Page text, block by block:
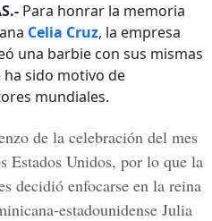
Para honrar la memoria
Celia Cruz, la empresa
una barbie con sus mismas
sido motivo de
mundiales.
de la celebración del mes
Estados Unidos, por lo que la
decidió enfocarse en la reina
estadounidense Julia